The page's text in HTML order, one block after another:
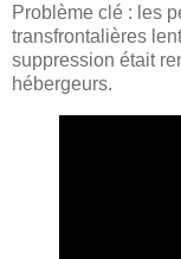
Problème clé : les
transfrontalières
suppression était
hébergeurs.